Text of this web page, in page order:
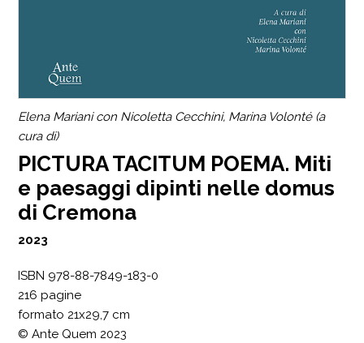
Elena Mariani con Nicoletta Cecchini, Marina Volonté (a
cura di)
PICTURA TACITUM POEMA. Miti
e paesaggi dipinti nelle domus
di Cremona
2023
ISBN 978-88-7849-183-0
216 pagine
formato 21x29,7 cm
© Ante Quem 2023